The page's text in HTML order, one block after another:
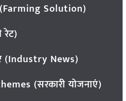
Solution)
रेट)
(Industry News)
(सरकारी योजनाएं)